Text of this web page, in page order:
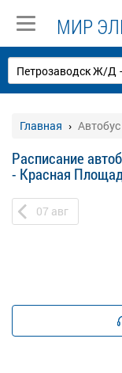
МИР
Главная
Расписание
- Красная
07 авг